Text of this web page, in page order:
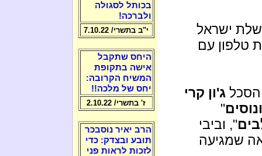
ישראל
טלפון עם
ג'ון קרי
"
", וביבי
שמגיעה
בכותל לסגולה
ולברכה!
י"ב בתשרי/ 7.10.22
היחס שתקבל
אישה בתקופת
המשיח הקרובה:
יחס של מלכה!!
ז' בתשרי/ 2.10.22
הרב יאיר נוסבכר
תובע ובצדק: כדי
לזכות לראות פני